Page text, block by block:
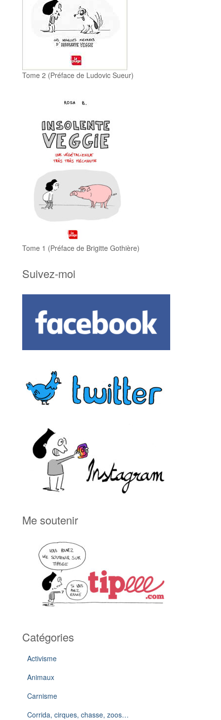
Tome 2 (Préface de Ludovic Sueur)
Tome 1 (Préface de Brigitte Gothière)
Suivez-moi
Me soutenir
Catégories
Activisme
Animaux
Carnisme
Corrida, cirques, chasse, zoos…